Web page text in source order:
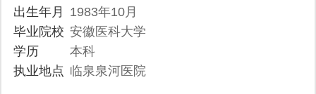
出生年月
1983年10月
毕业院校 安徽医科大学
学历
本科
执业地点 临泉泉河医院